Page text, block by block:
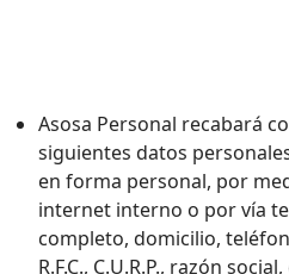
Asosa Personal recabará
siguientes datos
en forma personal, por
internet interno o por vía
completo, domicilio,
R.F.C., C.U.R.P., razón